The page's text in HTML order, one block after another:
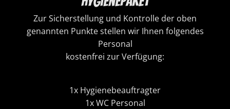
Zur Sicherstellung und Kontrolle der oben
genannten Punkte stellen wir Ihnen folgendes
Personal
kostenfrei zur Verfügung:
1x Hygienebeauftragter
1x WC Personal